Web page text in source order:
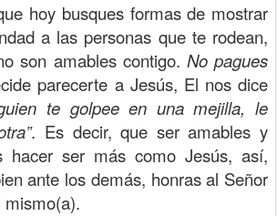
hoy busques formas de mostrar
a las personas que te rodean,
son amables contigo. No pagues
parecerte a Jesús, El nos dice
te golpee en una mejilla, le
. Es decir, que ser amables y
hacer ser más como Jesús, así,
ante los demás, honras al Señor
mismo(a).